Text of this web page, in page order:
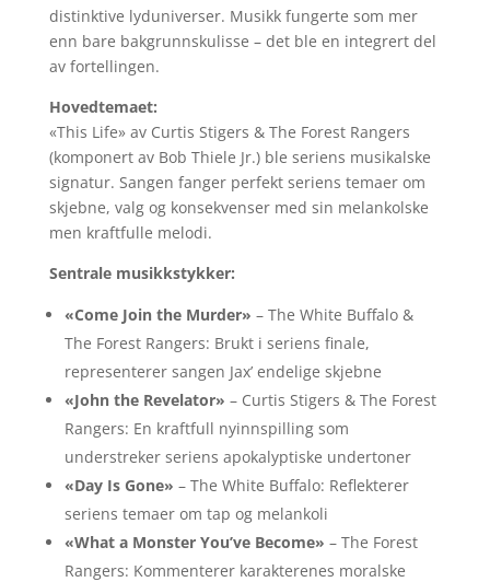
distinktive lyduniverser. Musikk fungerte som mer
enn bare bakgrunnskulisse – det ble en integrert del
av fortellingen.
Hovedtemaet:
«This Life» av Curtis Stigers & The Forest Rangers
(komponert av Bob Thiele Jr.) ble seriens musikalske
signatur. Sangen fanger perfekt seriens temaer om
skjebne, valg og konsekvenser med sin melankolske
men kraftfulle melodi.
Sentrale musikkstykker:
«Come Join the Murder» – The White Buffalo &
The Forest Rangers: Brukt i seriens finale,
representerer sangen Jax’ endelige skjebne
«John the Revelator» – Curtis Stigers & The Forest
Rangers: En kraftfull nyinnspilling som
understreker seriens apokalyptiske undertoner
«Day Is Gone» – The White Buffalo: Reflekterer
seriens temaer om tap og melankoli
«What a Monster You’ve Become» – The Forest
Rangers: Kommenterer karakterenes moralske